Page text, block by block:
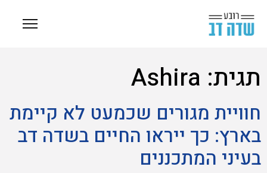
תגית: Ashira
חוויית מגורים שכמעט לא קיימת
בארץ: כך ייראו החיים בשדה דב
בעיני המתכננים